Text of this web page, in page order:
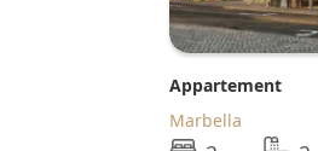
Appartement
Marbella